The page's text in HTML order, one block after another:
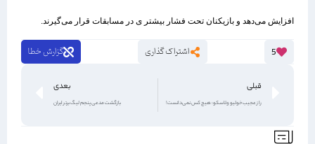
افزایش می‌دهد و بازیکنان تحت فشار بیشتر ی در مسابقات قرار می‌گیرند.
5 اشتراک گذاری گزارش خطا
قبلی
راز عجیب خولیو ولاسکو: هیچ کس نمی‌دانست!
بعدی
بازگشت مدعی پنجم لیگ برتر ایران